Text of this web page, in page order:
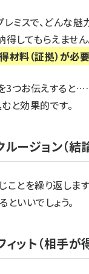
ミスで、どんな魅
してもらえません
材料（証拠）が必
を3つお伝えすると
と効果的です。
ージョン（結
とを繰り返します
いいでしょう。
ット（相手が